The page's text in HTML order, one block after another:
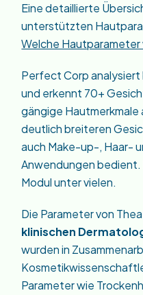
Eine detaillierte
unterstützten
Welche
Perfect Corp analysiert
und erkennt 70+
gängige Hautmerkmale
deutlich breiteren
auch Make-up-, Haar-
Anwendungen bedient.
Modul unter vielen.
Die Parameter von
klinischen
wurden in
Parameter wie